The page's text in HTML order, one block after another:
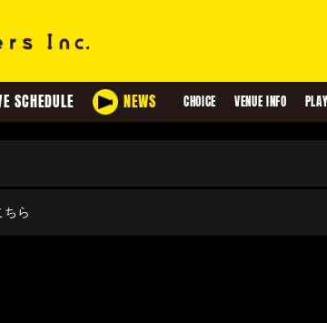
SCHEDULE NEWS CHOICE VENUE INFO
ちら